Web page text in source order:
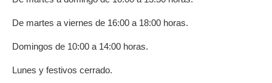
De martes a viernes de 16:00 a 18:00 horas.
Domingos de 10:00 a 14:00 horas.
Lunes y festivos cerrado.